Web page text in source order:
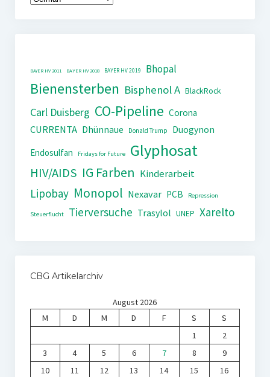
BAYER HV 2011 BAYER HV 2018 BAYER HV 2019 Bhopal
Bienensterben Bisphenol A BlackRock
Carl Duisberg CO-Pipeline Corona
CURRENTA Dhünnaue Donald Trump
Duogynon
Endosulfan
Fridays for Future Glyphosat
HIV/AIDS IG Farben Kinderarbeit
Lipobay Monopol Nexavar PCB Repression
Steuerflucht Tierversuche Trasylol UNEP Xarelto
CBG Artikelarchiv
August 2026
M
D M D F S
S
1
2
3
4 5 6 7 8
9
10
11 12 13 14 15
16